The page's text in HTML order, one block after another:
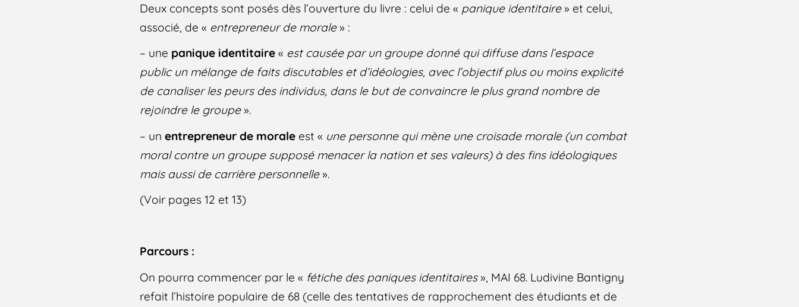
Deux concepts sont posés dès l’ouverture du livre : celui de « panique identitaire» et celui,
associé, de « entrepreneur de morale» :
– une panique identitaire « est causée par un groupe donné qui diffuse dans l’espace
public un mélange de faits discutables et d’idéologies, avec l’objectif plus ou moins explicité
de canaliser les peurs des individus, dans le but de convaincre le plus grand nombre de
rejoindre le groupe».
– unentrepreneur de morale est « une personne qui mène une croisade morale (un combat
moral contre un groupe supposé menacer la nation et ses valeurs) à des fins idéologiques
mais aussi de carrière personnelle».
(Voir pages 12 et 13)
Parcours :
On pourra commencer par le « fétiche des paniques identitaires», MAI 68. Ludivine Bantigny
refait l’histoire populaire de 68 (celle des tentatives de rapprochement des étudiants et de